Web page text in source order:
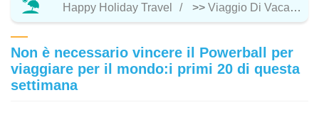
Happy Holiday Travel >> Viaggio Di Vacanza
Non è necessario vincere il Powerball per
viaggiare per il mondo:i primi 20 di questa
settimana